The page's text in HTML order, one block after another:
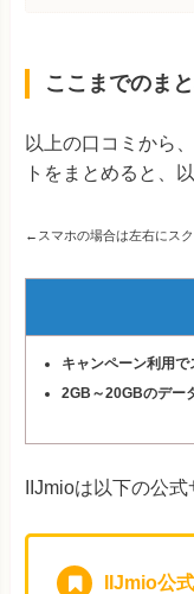
ここまでのま
以上の口コミから
トをまとめると、
←スマホの場合は左右にス
キャンペーン利用
2GB～20GBのデー
IIJmioは以下の公
IIJmio公式